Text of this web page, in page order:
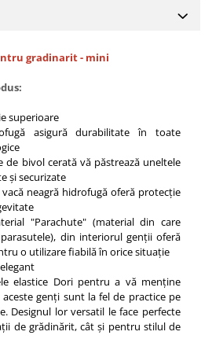
gradinarit - mini
superioare
asigură durabilitate în toate
de bivol cerată vă păstrează uneltele
și securizate
neagră hidrofugă oferă protecție
"Parachute" (material din care
din interiorul genții oferă
o utilizare fiabilă în orice situație
elastice Dori pentru a vă menține
genți sunt la fel de practice pe
Designul lor versatil le face perfecte
de grădinărit, cât și pentru stilul de